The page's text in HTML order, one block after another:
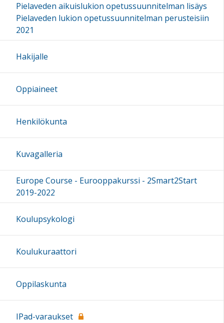
Pielaveden aikuislukion opetussuunnitelman lisäys
Pielaveden lukion opetussuunnitelman perusteisiin
2021
Hakijalle
Oppiaineet
Henkilökunta
Kuvagalleria
Europe Course - Eurooppakurssi - 2Smart2Start
2019-2022
Koulupsykologi
Koulukuraattori
Oppilaskunta
IPad-varaukset